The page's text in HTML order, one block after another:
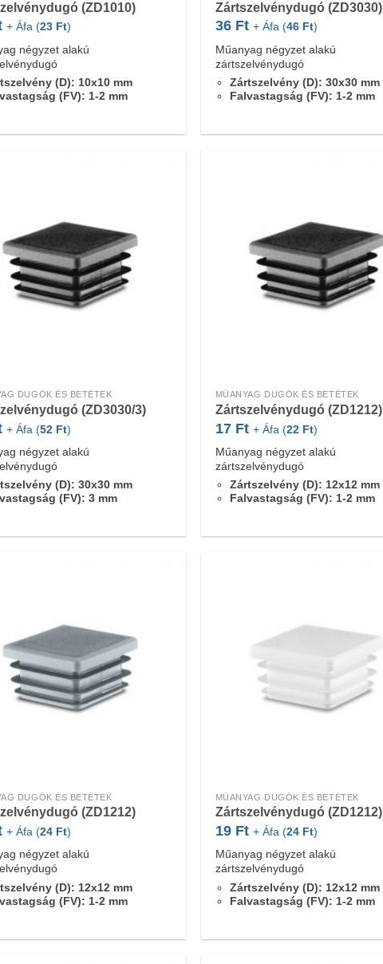
(ZD1010)
+ Áfa (23 Ft)
négyzet alakú
(D): 10x10 mm
(FV): 1-2 mm
Zártszelvénydugó (ZD3030)
36 Ft + Áfa (46 Ft)
Műanyag négyzet alakú
zártszelvénydugó
Zártszelvény (D): 30x30 mm
Falvastagság (FV): 1-2 mm
DUGÓK ÉS BETÉTEK
(ZD3030/3)
+ Áfa (52 Ft)
négyzet alakú
(D): 30x30 mm
(FV): 3 mm
MŰANYAG DUGÓK ÉS BETÉTEK
Zártszelvénydugó (ZD1212)
17 Ft + Áfa (22 Ft)
Műanyag négyzet alakú
zártszelvénydugó
Zártszelvény (D): 12x12 mm
Falvastagság (FV): 1-2 mm
DUGÓK ÉS BETÉTEK
(ZD1212)
+ Áfa (24 Ft)
négyzet alakú
(D): 12x12 mm
(FV): 1-2 mm
MŰANYAG DUGÓK ÉS BETÉTEK
Zártszelvénydugó (ZD1212)
19 Ft + Áfa (24 Ft)
Műanyag négyzet alakú
zártszelvénydugó
Zártszelvény (D): 12x12 mm
Falvastagság (FV): 1-2 mm